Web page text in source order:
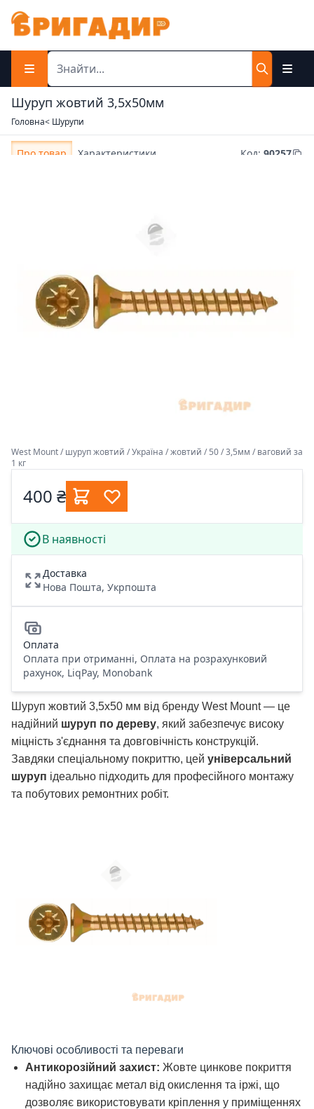
Шуруп жовтий 3,5х50мм
Головна< Шурупи
Про товар Характеристики Код: 90257
West Mount / шуруп жовтий / Україна / жовтий / 50 / 3,5мм / ваговий за
1 кг
400 ₴
В наявності
Доставка
Нова Пошта, Укрпошта
Оплата
Оплата при отриманні, Оплата на розрахунковий
рахунок, LiqPay, Monobank
Шуруп жовтий 3,5х50 мм від бренду West Mount — це
надійний шуруп по дереву, який забезпечує високу
міцність з'єднання та довговічність конструкцій.
Завдяки спеціальному покриттю, цей універсальний
шуруп ідеально підходить для професійного монтажу
та побутових ремонтних робіт.
Ключові особливості та переваги
Антикорозійний захист: Жовте цинкове покриття
надійно захищає метал від окислення та іржі, що
дозволяє використовувати кріплення у приміщеннях